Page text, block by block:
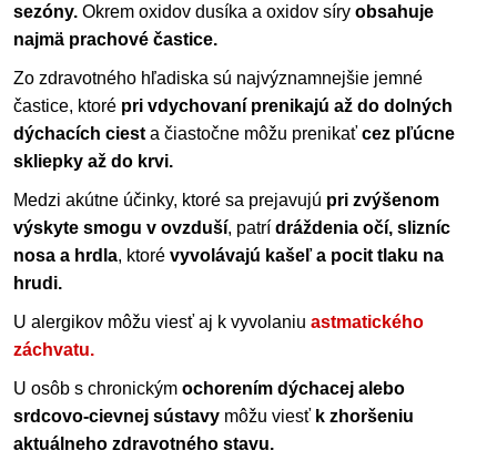
sezóny. Okrem oxidov dusíka a oxidov síry obsahuje
najmä prachové častice.
Zo zdravotného hľadiska sú najvýznamnejšie jemné
častice, ktoré pri vdychovaní prenikajú až do dolných
dýchacích ciest a čiastočne môžu prenikať cez pľúcne
skliepky až do krvi.
Medzi akútne účinky, ktoré sa prejavujú pri zvýšenom
výskyte smogu v ovzduší, patrí dráždenia očí, slizníc
nosa a hrdla, ktoré vyvolávajú kašeľ a pocit tlaku na
hrudi.
U alergikov môžu viesť aj k vyvolaniu astmatického
záchvatu.
U osôb s chronickým ochorením dýchacej alebo
srdcovo-cievnej sústavy môžu viesť k zhoršeniu
aktuálneho zdravotného stavu.